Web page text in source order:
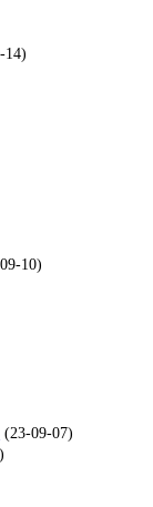
14)
10)
(23-09-07)